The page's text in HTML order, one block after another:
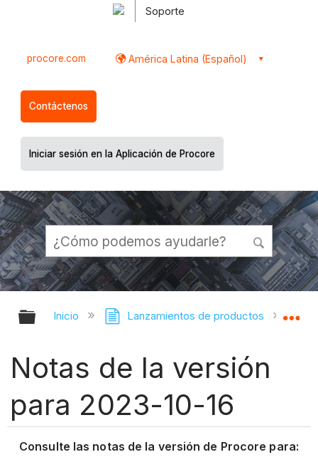
Soporte
procore.com América Latina (Español)
Contáctenos
Iniciar sesión en la Aplicación de Procore
Expandir/contraer jerarquía global
Inicio Lanzamientos de productos
Notas de la versión
para 2023-10-16
Consulte las notas de la versión de Procore para: